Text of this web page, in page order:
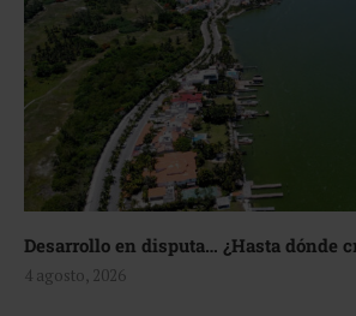
Desarrollo en disputa… ¿Hasta dónde
4 agosto, 2026